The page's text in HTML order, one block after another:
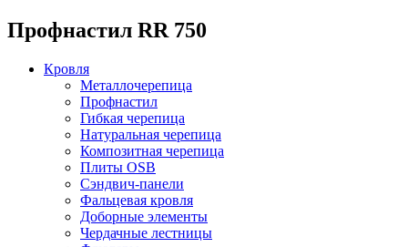
Профнастил RR 750
Кровля
Металлочерепица
Профнастил
Гибкая черепица
Натуральная черепица
Композитная черепица
Плиты OSB
Сэндвич-панели
Фальцевая кровля
Доборные элементы
Чердачные лестницы